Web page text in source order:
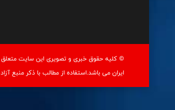
© کليه حقوق خبری و تصويری اين سايت متعلق
ايران می باشد.استفاده از مطالب با ذكر منبع